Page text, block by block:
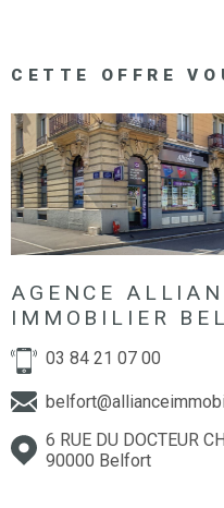
CETTE OFFRE
AGENCE
IMMOBILIER
03 84 21 07 00
6 RUE DU DOCTEUR
90000 Belfort